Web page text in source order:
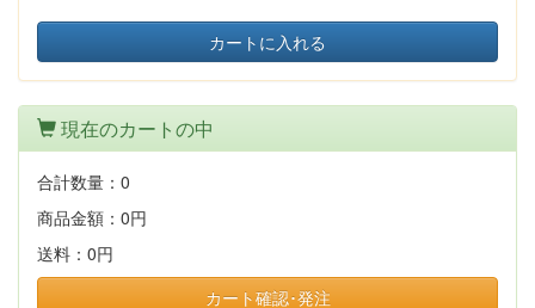
カートに入れる
現在のカートの中
合計数量： 0
商品金額： 0円
送料： 0円
カート確認･発注